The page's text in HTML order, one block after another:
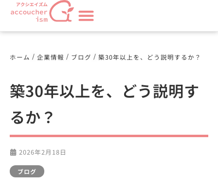
ホーム / 企業情報 / ブログ / 築30年以上を、どう説明するか？
築30年以上を、どう説明す
るか？
2026年2月18日
ブログ